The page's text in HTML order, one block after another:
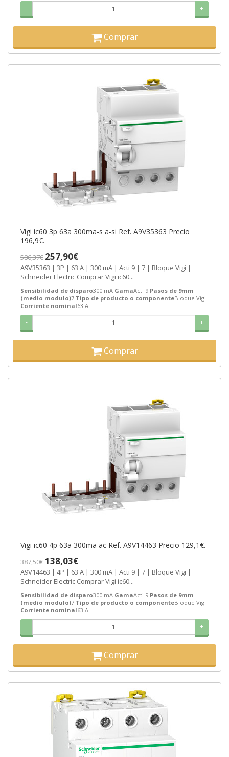
- +
Comprar
Vigi ic60 3p 63a 300ma-s a-si Ref. A9V35363 Precio
196,9€.
586,37€ 257,90€
A9V35363 | 3P | 63 A | 300 mA | Acti 9 | 7 | Bloque Vigi |
Schneider Electric Comprar Vigi ic60...
Sensibilidad de disparo300 mA GamaActi 9 Pasos de 9mm
(medio modulo)7 Tipo de producto o componenteBloque Vigi
Corriente nominal63 A
- +
Comprar
Vigi ic60 4p 63a 300ma ac Ref. A9V14463 Precio 129,1€.
387,50€138,03€
A9V14463 | 4P | 63 A | 300 mA | Acti 9 | 7 | Bloque Vigi |
Schneider Electric Comprar Vigi ic60...
Sensibilidad de disparo300 mA GamaActi 9 Pasos de 9mm
(medio modulo)7 Tipo de producto o componenteBloque Vigi
Corriente nominal63 A
- +
Comprar